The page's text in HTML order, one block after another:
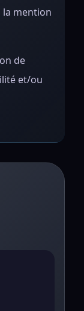
la mention
de
et/ou